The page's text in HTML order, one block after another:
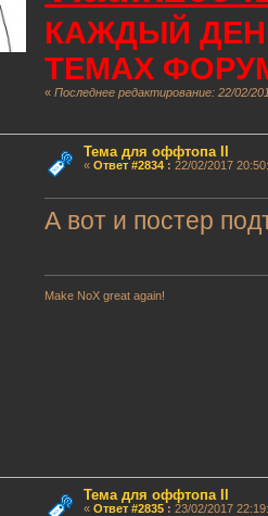
КАЖДЫЙ
ТЕМАХ
«Последнее редактирование: 22/02/
Тема для оффтопа II
« Ответ #2834: 22/02/2017
А вот и постер
Make NoX great again!
Тема для оффтопа II
« Ответ #2835: 23/02/2017